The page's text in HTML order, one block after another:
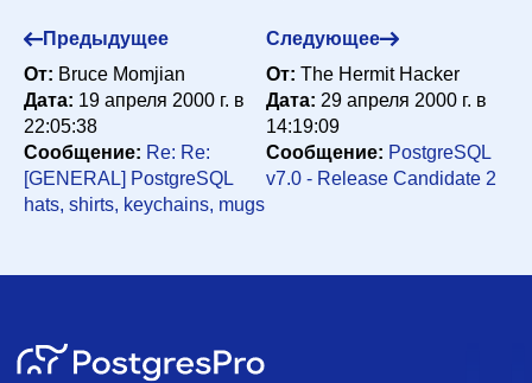
Предыдущее
От: Bruce Momjian
Дата: 19 апреля 2000 г. в
22:05:38
Сообщение: Re: Re:
[GENERAL] PostgreSQL
hats, shirts, keychains, mugs
Следующее
От: The Hermit Hacker
Дата: 29 апреля 2000 г. в
14:19:09
Сообщение: PostgreSQL
v7.0 - Release Candidate 2